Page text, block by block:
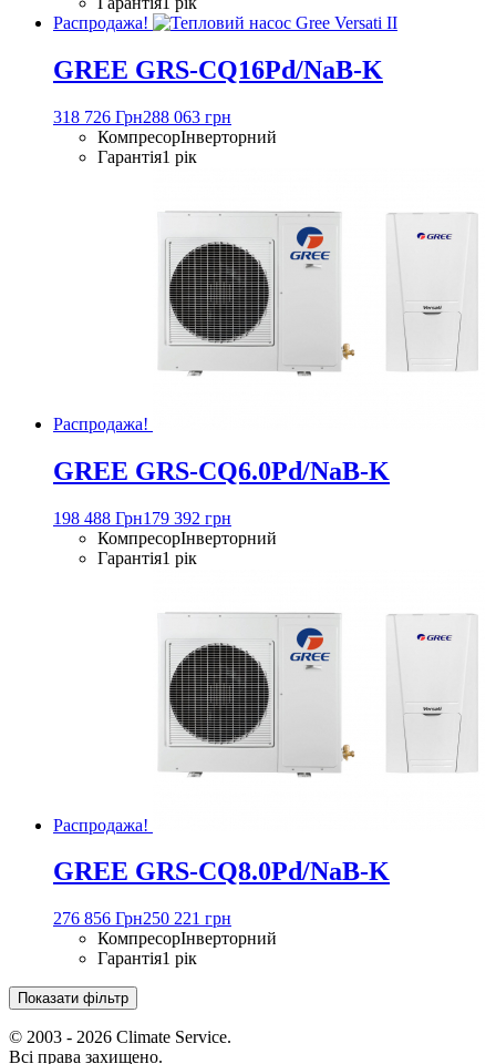
Распродажа!
GREE GRS-CQ16Pd/NaB-K
318 726 Грн288 063 грн
КомпресорІнверторний
Гарантія1 рік
Распродажа!
GREE GRS-CQ6.0Pd/NaB-K
198 488 Грн179 392 грн
КомпресорІнверторний
Гарантія1 рік
Распродажа!
GREE GRS-CQ8.0Pd/NaB-K
276 856 Грн250 221 грн
КомпресорІнверторний
Гарантія1 рік
Показати фільтр
© 2003 - 2026 Climate Service.
Всі права захищено.